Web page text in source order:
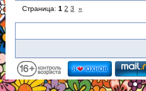
Страница: 1 2 3 »